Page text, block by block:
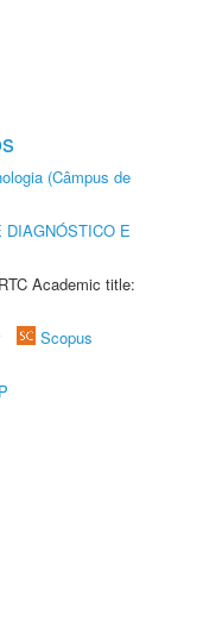
(Câmpus de
DIAGNÓSTICO E
Academic title:
Scopus